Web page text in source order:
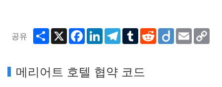
공유 ShareX Facebook
LinkedInTelegram
TumblrRedditDiigo Email
메리어트 호텔 협약 코드